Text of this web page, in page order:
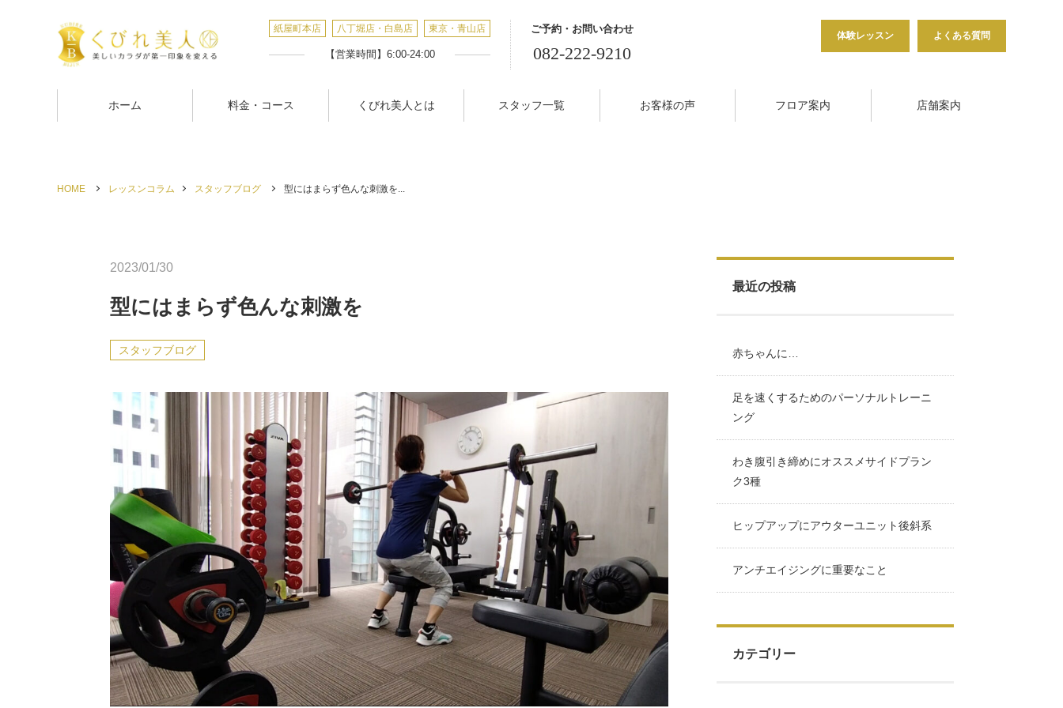
紙屋町本店 八丁堀店・白島店 東京・青山店
【営業時間】6:00-24:00
ご予約・お問い合わせ
082-222-9210
体験レッスン よくある質問
ホーム 料金・コース くびれ美人とは スタッフ一覧 お客様の声 フロア案内 店舗案内
HOME レッスンコラム スタッフブログ 型にはまらず色んな刺激を...
2023/01/30
型にはまらず色んな刺激を
スタッフブログ
最近の投稿
赤ちゃんに…
足を速くするためのパーソナルトレーニ
ング
わき腹引き締めにオススメサイドプラン
ク3種
ヒップアップにアウターユニット後斜系
アンチエイジングに重要なこと
カテゴリー